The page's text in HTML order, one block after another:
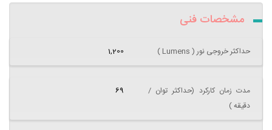
مشخصات فنی
حداکثر خروجی نور ( Lumens ) 1,200
مدت زمان کارکرد (حداکثر توان /
دقیقه )
69